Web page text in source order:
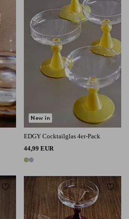
EDGY Cocktailglas 4er-Pack
44,99 EUR
2 Farben
New in
Zu Favoriten hinzufügen Zu